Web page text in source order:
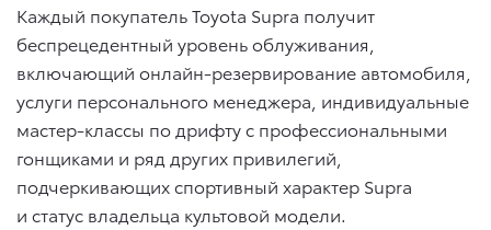
Каждый покупатель Toyota Supra получит
беспрецедентный уровень облуживания,
включающий онлайн-резервирование автомобиля,
услуги персонального менеджера, индивидуальные
мастер-классы по дрифту с профессиональными
гонщиками и ряд других привилегий,
подчеркивающих спортивный характер Supra
и статус владельца культовой модели.